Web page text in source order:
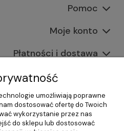
Pomoc
Moje konto
Płatności i dostawa
Informacje
O nas
umożliwiają poprawne
dostosować ofertę do Twoich
wykorzystanie przez nas
do sklepu lub dostosować